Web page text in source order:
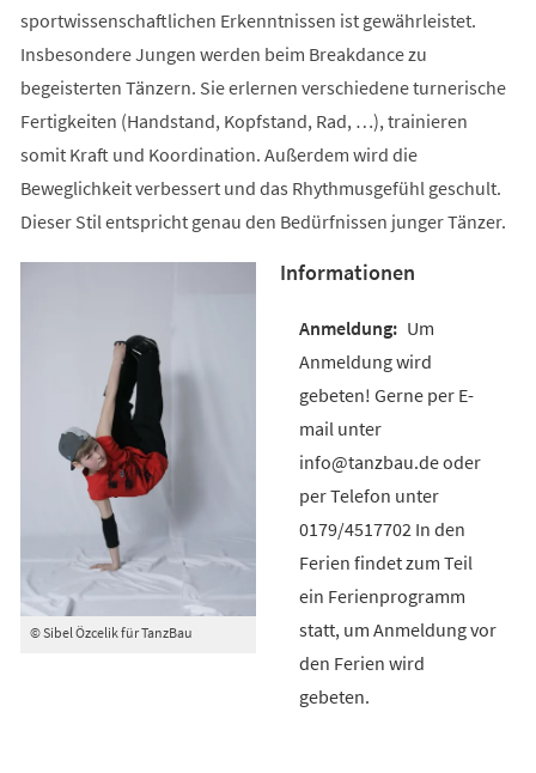
sportwissenschaftlichen Erkenntnissen ist gewährleistet.
Insbesondere Jungen werden beim Breakdance zu
begeisterten Tänzern. Sie erlernen verschiedene turnerische
Fertigkeiten (Handstand, Kopfstand, Rad, …), trainieren
somit Kraft und Koordination. Außerdem wird die
Beweglichkeit verbessert und das Rhythmusgefühl geschult.
Dieser Stil entspricht genau den Bedürfnissen junger Tänzer.
© Sibel Özcelik für TanzBau
Informationen
Um
Anmeldung wird
gebeten! Gerne per E-
mail unter
info@tanzbau.de oder
per Telefon unter
0179/4517702 In den
Ferien findet zum Teil
ein Ferienprogramm
statt, um Anmeldung vor
den Ferien wird
gebeten.